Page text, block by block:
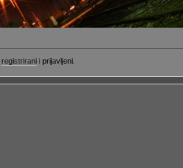
registrirani i prijavljeni.